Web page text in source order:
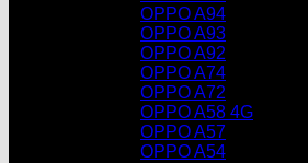
OPPO A94
OPPO A93
OPPO A92
OPPO A74
OPPO A72
OPPO A58 4G
OPPO A57
OPPO A54